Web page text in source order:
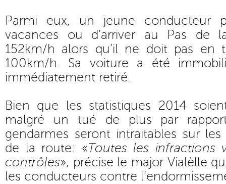
Parmi eux, un jeune conducteur
vacances ou d’arriver au Pas de
152km/h alors qu’il ne doit pas en
100km/h. Sa voiture a été
immédiatement retiré.
Bien que les statistiques 2014
malgré un tué de plus par
gendarmes seront intraitables sur
de la route: «Toutes les infractions
contrôles», précise le major Vialèlle
les conducteurs contre